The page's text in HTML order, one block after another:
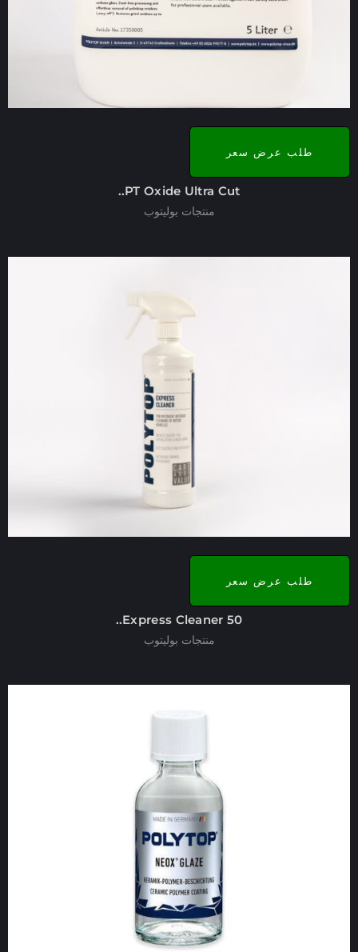
طلب عرض سعر
PT Oxide Ultra Cut..
منتجات بوليتوب
طلب عرض سعر
Express Cleaner 50..
منتجات بوليتوب